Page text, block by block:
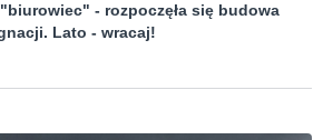
- rozpoczęła się budowa
Lato - wracaj!